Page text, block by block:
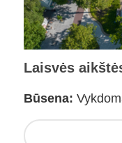
Laisvės
Būsena: